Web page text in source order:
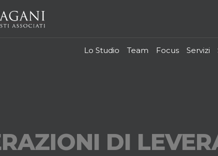
Lo Studio Team Focus Servizi
DI